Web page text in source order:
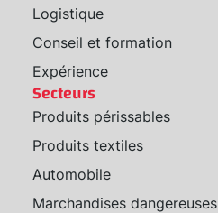
Logistique
Conseil et formation
Expérience
Secteurs
Produits périssables
Produits textiles
Automobile
Marchandises dangereuses